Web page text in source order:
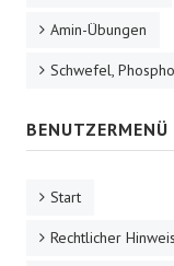
Amin-Übungen
Schwefel,
BENUTZERMENÜ
Start
Rechtlicher Hinweis